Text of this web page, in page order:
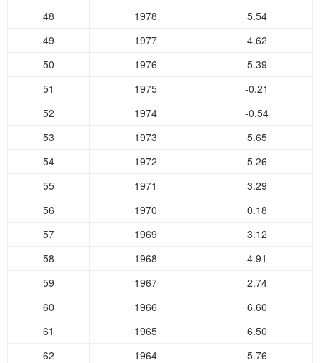
48 1978
5.54
49
1977
4.62
50
1976
5.39
51
1975
-0.21
52
1974
-0.54
53
1973
5.65
54
1972
5.26
55
1971
3.29
56
1970
0.18
57
1969
3.12
58
1968
4.91
59
1967
2.74
60
1966
6.60
61
1965
6.50
62
1964
5.76